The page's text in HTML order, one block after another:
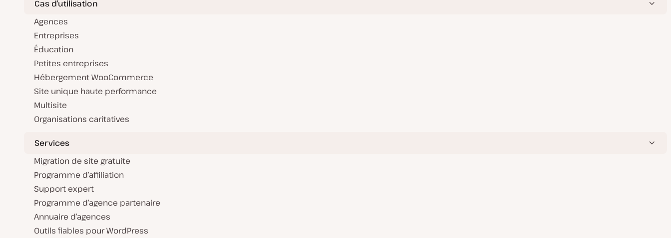
Cas d’utilisation
Agences
Entreprises
Éducation
Petites entreprises
Hébergement WooCommerce
Site unique haute performance
Multisite
Organisations caritatives
Services
Migration de site gratuite
Programme d’affiliation
Support expert
Programme d’agence partenaire
Annuaire d’agences
Outils fiables pour WordPress